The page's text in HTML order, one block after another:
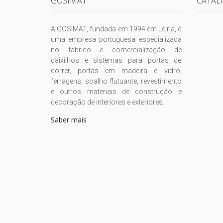
A GOSIMAT, fundada em 1994 em Leiria, é
uma empresa portuguesa especializada
no fabrico e comercialização de
caixilhos e sistemas para portas de
correr, portas em madeira e vidro,
ferragens, soalho flutuante, revestimento
e outros materiais de construção e
decoração de interiores e exteriores.
Saber mais